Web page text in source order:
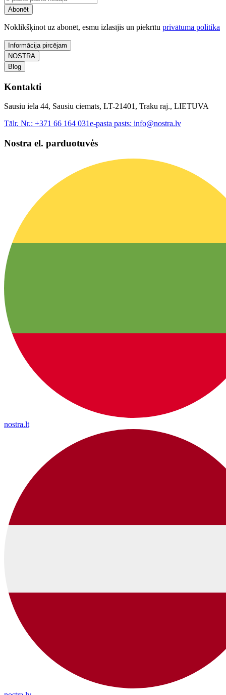
Abonēt
Noklikšķinot uz abonēt, esmu izlasījis un piekrītu privātuma politika
Informācija pircējam
NOSTRA
Blog
Kontakti
Sausiu iela 44, Sausiu ciemats, LT-21401, Traku raj., LIETUVA
Tālr. Nr.: +371 66 164 031e-pasta pasts: info@nostra.lv
Nostra el. parduotuvės
nostra.lt